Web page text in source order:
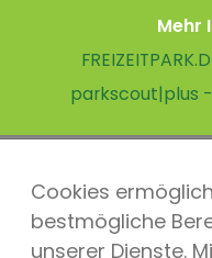
Cookies
bestmögliche
unserer Dienste.
Mehr
parkscout|plus